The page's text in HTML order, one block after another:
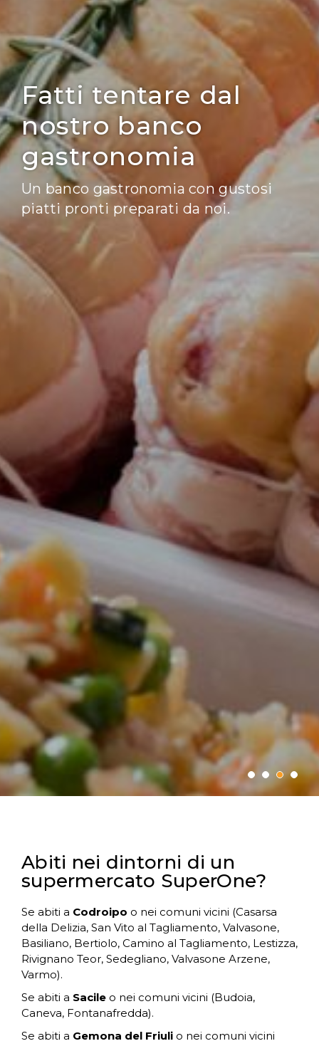
Fatti tentare dal
nostro banco
gastronomia
Un banco gastronomia con gustosi
piatti pronti preparati da noi.
Abiti nei dintorni di un
supermercato SuperOne?
Se abiti a Codroipo o nei comuni vicini (Casarsa
della Delizia, San Vito al Tagliamento, Valvasone,
Basiliano, Bertiolo, Camino al Tagliamento, Lestizza,
Rivignano Teor, Sedegliano, Valvasone Arzene,
Varmo).
Se abiti a Sacile o nei comuni vicini (Budoia,
Caneva, Fontanafredda).
Se abiti a Gemona del Friuli o nei comuni vicini